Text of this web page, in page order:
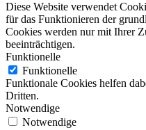
Diese Website verwendet
für das Funktionieren der
Cookies werden nur mit Ihrer
beeinträchtigen.
Funktionelle
Funktionelle
Funktionale Cookies helfen
Dritten.
Notwendige
Notwendige